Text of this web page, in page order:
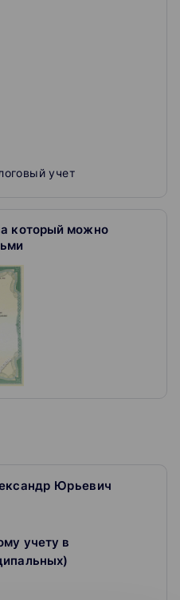
учет
который можно
Юрьевич
учету в